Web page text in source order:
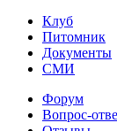
Клуб
Питомник
Документы
СМИ
Форум
Вопрос-